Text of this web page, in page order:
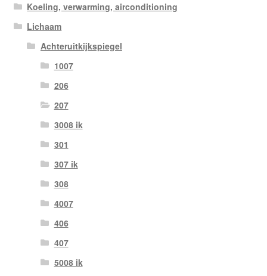
Koeling, verwarming, airconditioning
Lichaam
Achteruitkijkspiegel
1007
206
207
3008 ik
301
307 ik
308
4007
406
407
5008 ik